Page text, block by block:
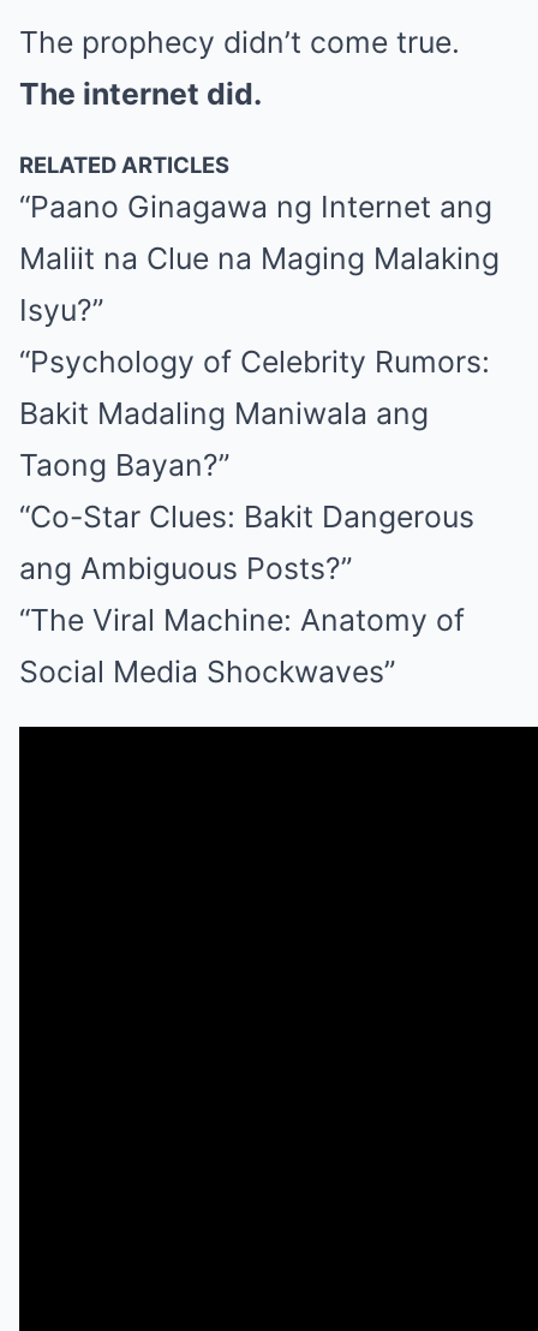
The prophecy didn’t come true.
The internet did.
RELATED ARTICLES
“Paano Ginagawa ng Internet ang
Maliit na Clue na Maging Malaking
Isyu?”
“Psychology of Celebrity Rumors:
Bakit Madaling Maniwala ang
Taong Bayan?”
“Co-Star Clues: Bakit Dangerous
ang Ambiguous Posts?”
“The Viral Machine: Anatomy of
Social Media Shockwaves”